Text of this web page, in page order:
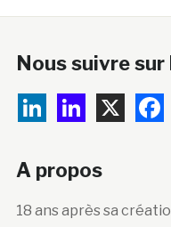
Nous suivre
A propos
18 ans après sa